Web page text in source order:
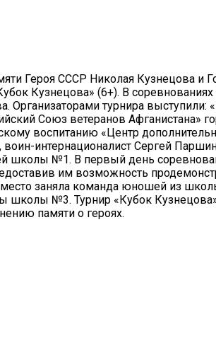
Героя СССР Николая Кузнецова и
Кузнецова» (6+). В
Организаторами турнира
Союз ветеранов Афганистана»
воспитанию «Центр
интернационалист Сергей
школы №1. В первый день
им возможность
место заняла команда юношей из
школы №3. Турнир «Кубок
памяти о героях.